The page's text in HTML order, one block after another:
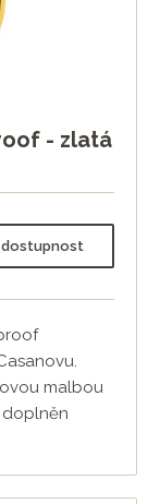
- zlatá
malbou
doplněn